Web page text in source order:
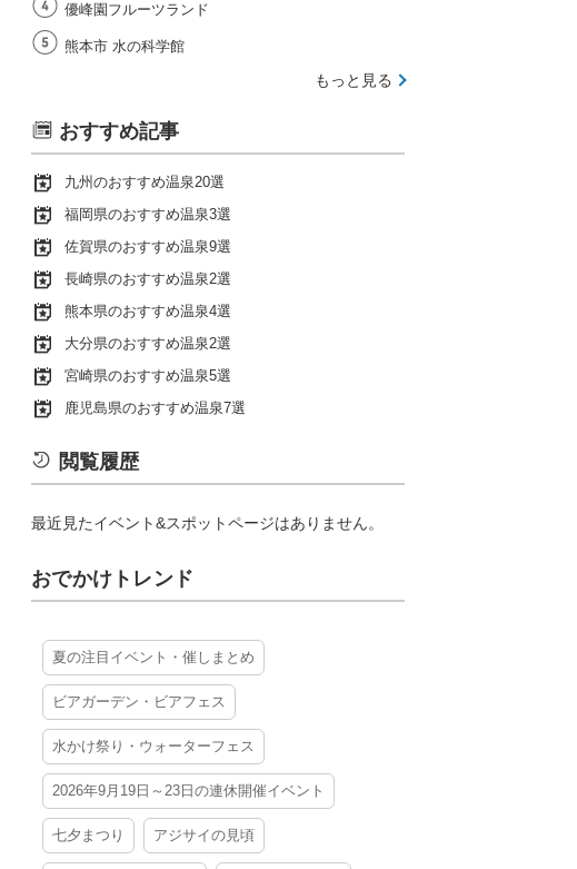
優峰園フルーツランド
熊本市 水の科学館
もっと見る
おすすめ記事
九州のおすすめ温泉20選
福岡県のおすすめ温泉3選
佐賀県のおすすめ温泉9選
長崎県のおすすめ温泉2選
熊本県のおすすめ温泉4選
大分県のおすすめ温泉2選
宮崎県のおすすめ温泉5選
鹿児島県のおすすめ温泉7選
閲覧履歴
最近見たイベント&スポットページはありません。
おでかけトレンド
夏の注目イベント・催しまとめ
ビアガーデン・ビアフェス
水かけ祭り・ウォーターフェス
2026年9月19日～23日の連休開催イベント
七夕まつり アジサイの見頃